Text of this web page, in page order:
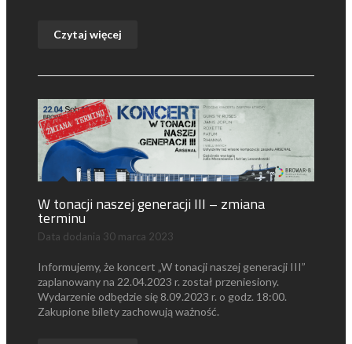
Czytaj więcej
W tonacji naszej generacji III – zmiana
terminu
Data dodania 30 marca 2023
Informujemy, że koncert „W tonacji naszej generacji III”
zaplanowany na 22.04.2023 r. został przeniesiony.
Wydarzenie odbędzie się 8.09.2023 r. o godz. 18:00.
Zakupione bilety zachowują ważność.